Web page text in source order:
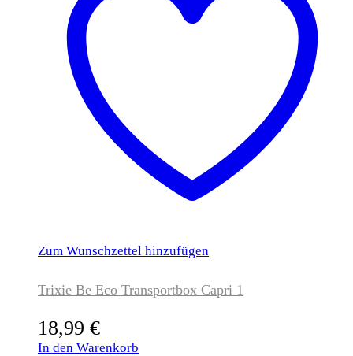
Zum Wunschzettel hinzufügen
Trixie Be Eco Transportbox Capri 1
18,99 €
In den Warenkorb